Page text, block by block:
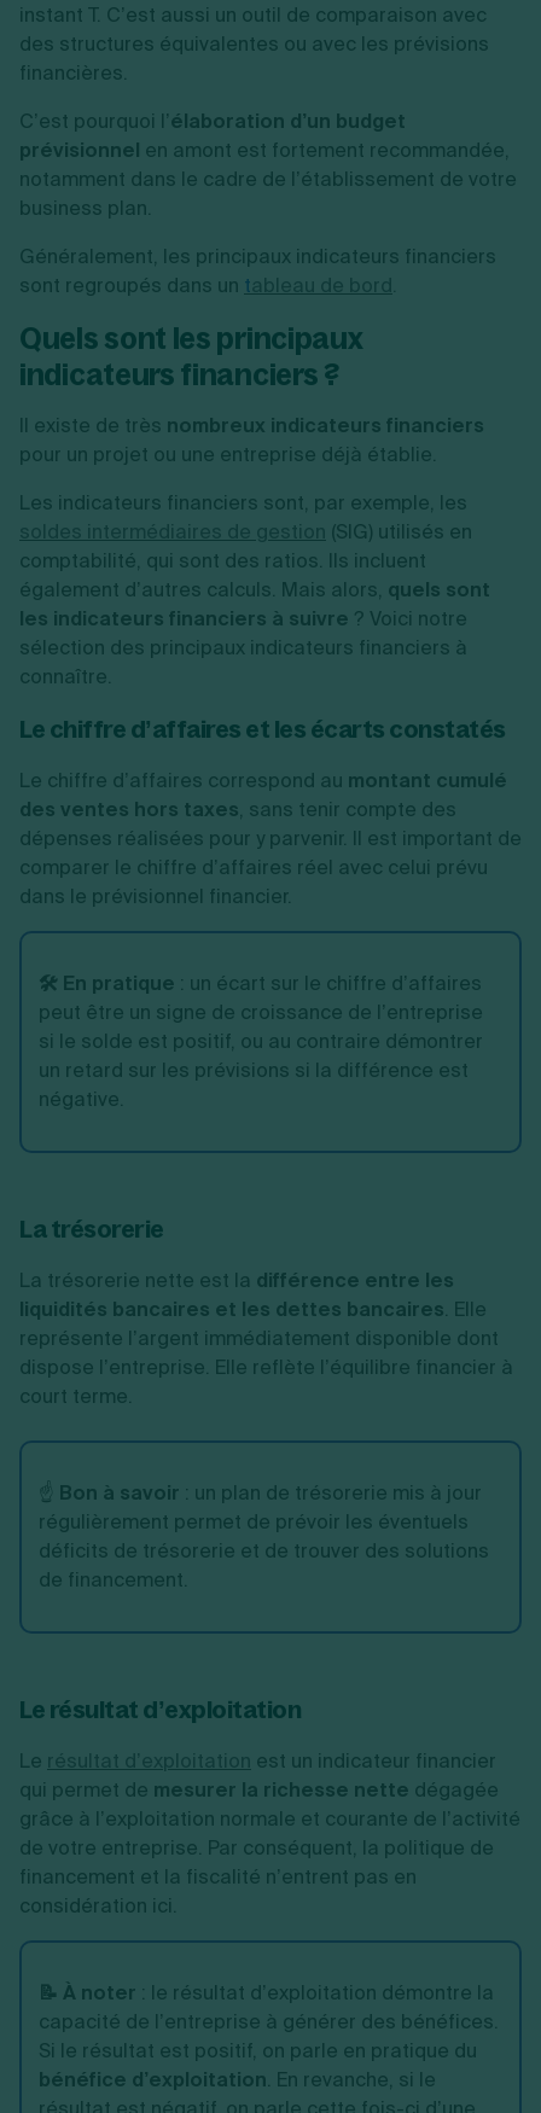
instant T. C’est aussi un outil de comparaison avec
des structures équivalentes ou avec les prévisions
financières.
C’est pourquoi l’élaboration d’un budget
prévisionnel en amont est fortement recommandée,
notamment dans le cadre de l’établissement de votre
business plan.
Généralement, les principaux indicateurs financiers
sont regroupés dans un tableau de bord.
Quels sont les principaux
indicateurs financiers ?
Il existe de très nombreux indicateurs financiers
pour un projet ou une entreprise déjà établie.
Les indicateurs financiers sont, par exemple, les
soldes intermédiaires de gestion (SIG) utilisés en
comptabilité, qui sont des ratios. Ils incluent
également d’autres calculs. Mais alors, quels sont
les indicateurs financiers à suivre ? Voici notre
sélection des principaux indicateurs financiers à
connaître.
Le chiffre d’affaires et les écarts constatés
Le chiffre d’affaires correspond au montant cumulé
des ventes hors taxes, sans tenir compte des
dépenses réalisées pour y parvenir. Il est important de
comparer le chiffre d’affaires réel avec celui prévu
dans le prévisionnel financier.
🛠️ En pratique : un écart sur le chiffre d’affaires
peut être un signe de croissance de l’entreprise
si le solde est positif, ou au contraire démontrer
un retard sur les prévisions si la différence est
négative.
La trésorerie
La trésorerie nette est la différence entre les
liquidités bancaires et les dettes bancaires. Elle
représente l’argent immédiatement disponible dont
dispose l’entreprise. Elle reflète l’équilibre financier à
court terme.
☝️ Bon à savoir : un plan de trésorerie mis à jour
régulièrement permet de prévoir les éventuels
déficits de trésorerie et de trouver des solutions
de financement.
Le résultat d’exploitation
Le résultat d’exploitation est un indicateur financier
qui permet de mesurer la richesse nette dégagée
grâce à l’exploitation normale et courante de l’activité
de votre entreprise. Par conséquent, la politique de
financement et la fiscalité n’entrent pas en
considération ici.
📝 À noter : le résultat d’exploitation démontre la
capacité de l’entreprise à générer des bénéfices.
Si le résultat est positif, on parle en pratique du
bénéfice d’exploitation. En revanche, si le